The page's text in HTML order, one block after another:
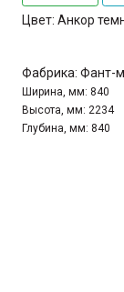
Цвет: Анкор
Фабрика: Фант-
Ширина, мм: 840
Высота, мм: 2234
Глубина, мм: 840